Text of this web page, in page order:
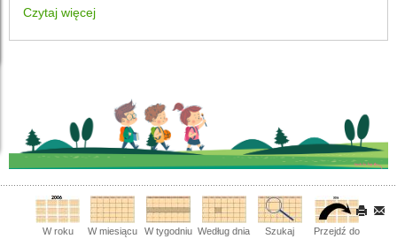
Czytaj więcej
W roku W miesiącu W tygodniu Według dnia Szukaj
Przejdź do